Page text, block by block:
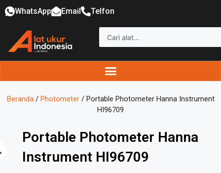
WhatsApp Email Telfon
Beranda/ Photometer/ Portable Photometer Hanna Instrument
HI96709
Portable Photometer Hanna
Instrument HI96709